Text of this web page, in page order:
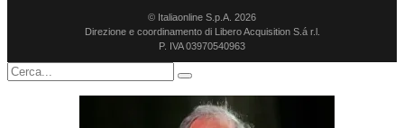
© Italiaonline S.p.A. 2026
Direzione e coordinamento di Libero Acquisition S.á r.l.
P. IVA 03970540963